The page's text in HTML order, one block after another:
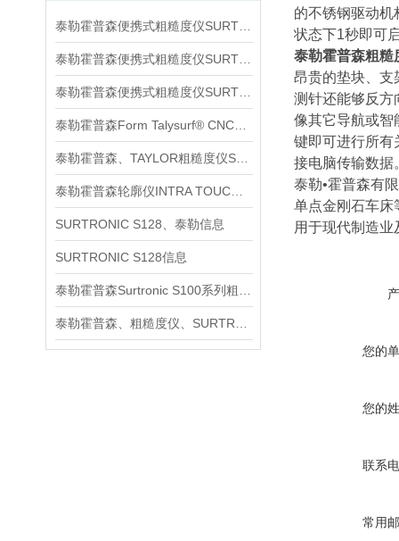
SURTRONIC S128、泰勒信息
SURTRONIC S128信息
的不锈钢驱动机
状态下1秒即可
泰勒霍普森粗糙
昂贵的垫块、支
测针还能够反方
像其它导航或智
键即可进行所有
接电脑传输数据
泰勒•霍普森有
单点金刚石车床
用于现代制造
您的
您的
联系
常用